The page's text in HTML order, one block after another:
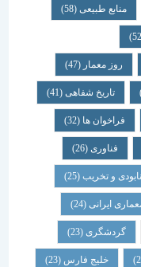
طبیعی(58)
معمار(47)
شفاهی (41)
ها (32)
(26)
تخریب(25)
(24)
(23)
خلیج فارس(23)